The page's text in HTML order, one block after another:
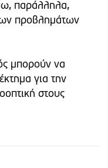
παράλληλα,
προβλημάτων
μπορούν να
για την
στους